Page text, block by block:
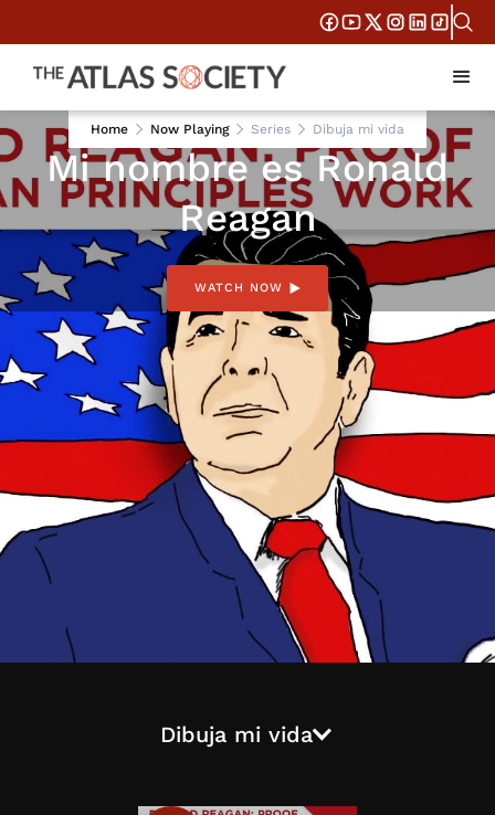
Mi nombre es Ronald
Reagan
WATCH NOW
Home Now Playing Series Dibuja mi vida
Dibuja mi vida